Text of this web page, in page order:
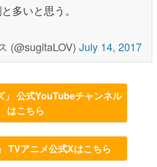
多いと思う。
(@sugitaLOV) July 14, 2017
」 公式YouTubeチャンネル
はこちら
TVアニメ公式Xはこちら